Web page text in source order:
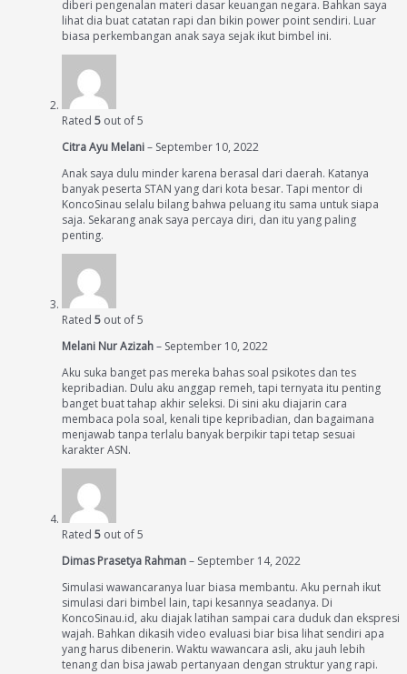
diberi pengenalan materi dasar keuangan negara. Bahkan saya
lihat dia buat catatan rapi dan bikin power point sendiri. Luar
biasa perkembangan anak saya sejak ikut bimbel ini.
Rated 5 out of 5
Citra Ayu Melani– September 10, 2022
Anak saya dulu minder karena berasal dari daerah. Katanya
banyak peserta STAN yang dari kota besar. Tapi mentor di
KoncoSinau selalu bilang bahwa peluang itu sama untuk siapa
saja. Sekarang anak saya percaya diri, dan itu yang paling
penting.
Rated 5 out of 5
Melani Nur Azizah– September 10, 2022
Aku suka banget pas mereka bahas soal psikotes dan tes
kepribadian. Dulu aku anggap remeh, tapi ternyata itu penting
banget buat tahap akhir seleksi. Di sini aku diajarin cara
membaca pola soal, kenali tipe kepribadian, dan bagaimana
menjawab tanpa terlalu banyak berpikir tapi tetap sesuai
karakter ASN.
Rated 5 out of 5
Dimas Prasetya Rahman– September 14, 2022
Simulasi wawancaranya luar biasa membantu. Aku pernah ikut
simulasi dari bimbel lain, tapi kesannya seadanya. Di
KoncoSinau.id, aku diajak latihan sampai cara duduk dan ekspresi
wajah. Bahkan dikasih video evaluasi biar bisa lihat sendiri apa
yang harus dibenerin. Waktu wawancara asli, aku jauh lebih
tenang dan bisa jawab pertanyaan dengan struktur yang rapi.